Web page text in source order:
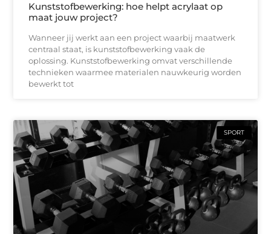
Kunststofbewerking: hoe helpt acrylaat op
maat jouw project?
Wanneer jij werkt aan een project waarbij maatwerk
centraal staat, is kunststofbewerking vaak de
oplossing. Kunststofbewerking omvat verschillende
technieken waarmee materialen nauwkeurig worden
bewerkt tot
SPORT